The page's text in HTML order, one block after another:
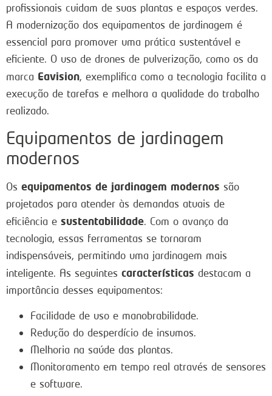
profissionais cuidam de suas plantas e espaços verdes.
A modernização dos equipamentos de jardinagem é
essencial para promover uma prática sustentável e
eficiente. O uso de drones de pulverização, como os da
marca Eavision, exemplifica como a tecnologia facilita a
execução de tarefas e melhora a qualidade do trabalho
realizado.
Equipamentos de jardinagem
modernos
Os equipamentos de jardinagem modernos são
projetados para atender às demandas atuais de
eficiência e sustentabilidade. Com o avanço da
tecnologia, essas ferramentas se tornaram
indispensáveis, permitindo uma jardinagem mais
inteligente. As seguintes características destacam a
importância desses equipamentos:
Facilidade de uso e manobrabilidade.
Redução do desperdício de insumos.
Melhoria na saúde das plantas.
Monitoramento em tempo real através de sensores
e software.